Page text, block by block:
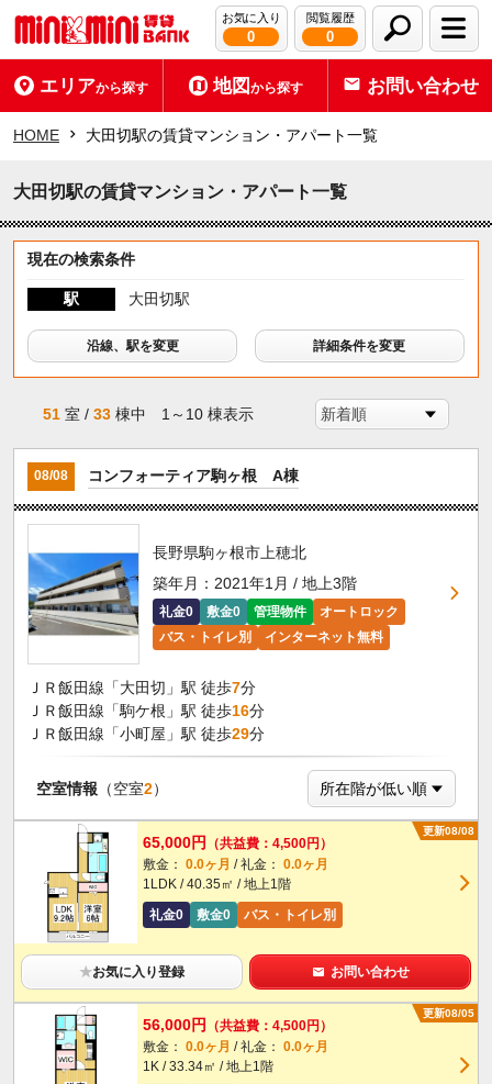
お気に入り
0
閲覧履歴
0
エリアから探す 地図から探す お問い合わせ
HOME 大田切駅の賃貸マンション・アパート一覧
大田切駅の賃貸マンション・アパート一覧
現在の検索条件
駅 大田切駅
沿線、駅を変更 詳細条件を変更
51 室 /33 棟中 1～10 棟表示
08/08 コンフォーティア駒ヶ根 A棟
長野県駒ヶ根市上穂北
築年月：2021年1月 / 地上3階
礼金0 敷金0 管理物件
オートロック
バス・トイレ別
インターネット無料
ＪＲ飯田線「大田切」駅 徒歩7分
ＪＲ飯田線「駒ケ根」駅 徒歩16分
ＪＲ飯田線「小町屋」駅 徒歩29分
空室情報 （空室2）
更新08/08
65,000円
（共益費：4,500円）
敷金： 0.0ヶ月 / 礼金： 0.0ヶ月
1LDK / 40.35㎡ / 地上1階
礼金0
敷金0 バス・トイレ別
★お気に入り登録 お問い合わせ
更新08/05
56,000円
（共益費：4,500円）
敷金： 0.0ヶ月 / 礼金： 0.0ヶ月
1K / 33.34㎡ / 地上1階